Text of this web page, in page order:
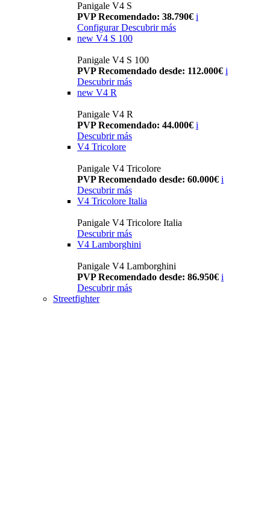
Panigale V4 S
PVP Recomendado: 38.790€ i
Configurar Descubrir más
new V4 S 100
Panigale V4 S 100
PVP Recomendado desde: 112.000€ i
Descubrir más
new V4 R
Panigale V4 R
PVP Recomendado: 44.000€ i
Descubrir más
V4 Tricolore
Panigale V4 Tricolore
PVP Recomendado desde: 60.000€ i
Descubrir más
V4 Tricolore Italia
Panigale V4 Tricolore Italia
Descubrir más
V4 Lamborghini
Panigale V4 Lamborghini
PVP Recomendado desde: 86.950€ i
Descubrir más
Streetfighter